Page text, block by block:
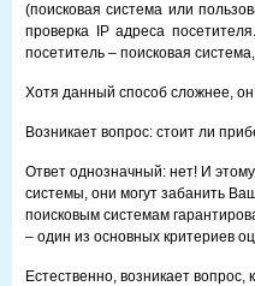
(поисковая система или
проверка IP адреса
посетитель – поисковая
Хотя данный способ сложнее,
Возникает вопрос: стоит ли
Ответ однозначный: нет! И
системы, они могут забанить
поисковым системам
– один из основных критериев
Естественно, возникает вопрос,